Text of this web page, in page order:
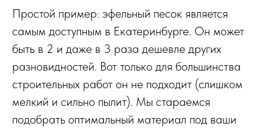
Простой пример: эфельный песок является
самым доступным в Екатеринбурге. Он может
быть в 2 и даже в 3 раза дешевле других
разновидностей. Вот только для большинства
строительных работ он не подходит (слишком
мелкий и сильно пылит). Мы стараемся
подобрать оптимальный материал под ваши